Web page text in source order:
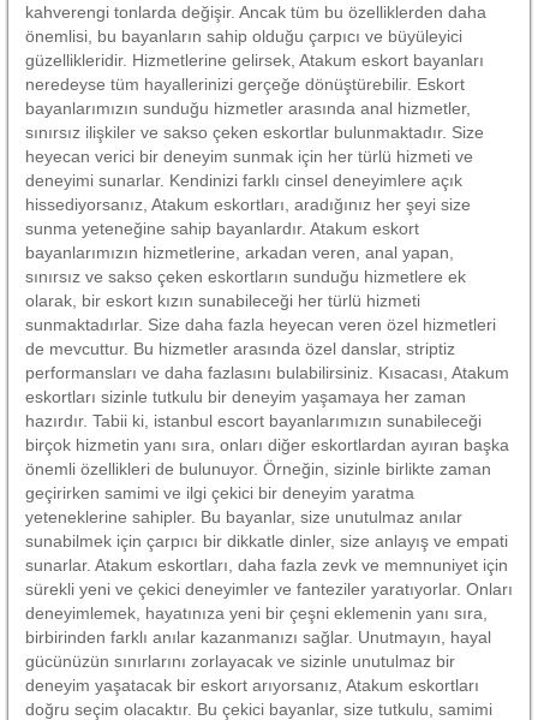
kahverengi tonlarda değişir. Ancak tüm bu özelliklerden daha
önemlisi, bu bayanların sahip olduğu çarpıcı ve büyüleyici
güzellikleridir. Hizmetlerine gelirsek, Atakum eskort bayanları
neredeyse tüm hayallerinizi gerçeğe dönüştürebilir. Eskort
bayanlarımızın sunduğu hizmetler arasında anal hizmetler,
sınırsız ilişkiler ve sakso çeken eskortlar bulunmaktadır. Size
heyecan verici bir deneyim sunmak için her türlü hizmeti ve
deneyimi sunarlar. Kendinizi farklı cinsel deneyimlere açık
hissediyorsanız, Atakum eskortları, aradığınız her şeyi size
sunma yeteneğine sahip bayanlardır. Atakum eskort
bayanlarımızın hizmetlerine, arkadan veren, anal yapan,
sınırsız ve sakso çeken eskortların sunduğu hizmetlere ek
olarak, bir eskort kızın sunabileceği her türlü hizmeti
sunmaktadırlar. Size daha fazla heyecan veren özel hizmetleri
de mevcuttur. Bu hizmetler arasında özel danslar, striptiz
performansları ve daha fazlasını bulabilirsiniz. Kısacası, Atakum
eskortları sizinle tutkulu bir deneyim yaşamaya her zaman
hazırdır. Tabii ki, istanbul escort bayanlarımızın sunabileceği
birçok hizmetin yanı sıra, onları diğer eskortlardan ayıran başka
önemli özellikleri de bulunuyor. Örneğin, sizinle birlikte zaman
geçirirken samimi ve ilgi çekici bir deneyim yaratma
yeteneklerine sahipler. Bu bayanlar, size unutulmaz anılar
sunabilmek için çarpıcı bir dikkatle dinler, size anlayış ve empati
sunarlar. Atakum eskortları, daha fazla zevk ve memnuniyet için
sürekli yeni ve çekici deneyimler ve fanteziler yaratıyorlar. Onları
deneyimlemek, hayatınıza yeni bir çeşni eklemenin yanı sıra,
birbirinden farklı anılar kazanmanızı sağlar. Unutmayın, hayal
gücünüzün sınırlarını zorlayacak ve sizinle unutulmaz bir
deneyim yaşatacak bir eskort arıyorsanız, Atakum eskortları
doğru seçim olacaktır. Bu çekici bayanlar, size tutkulu, samimi